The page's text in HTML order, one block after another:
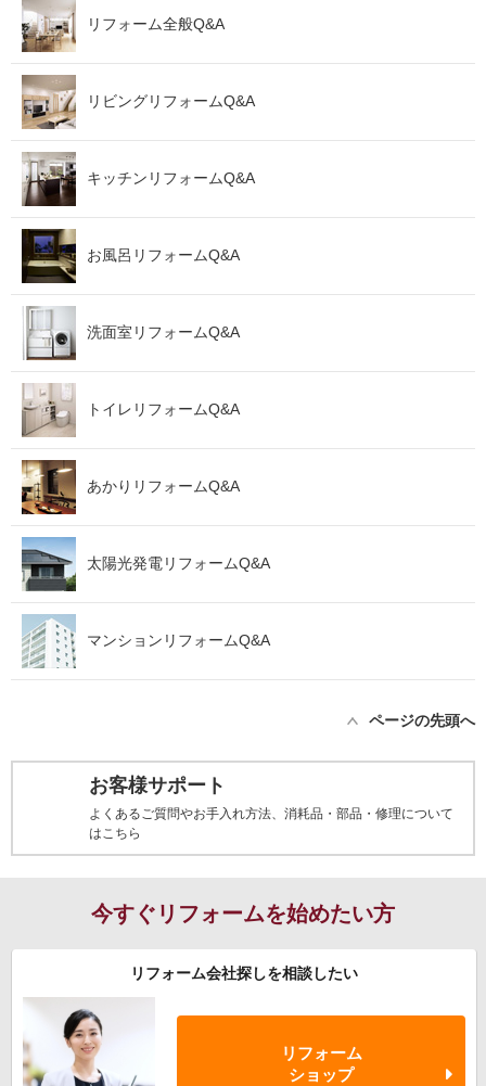
リフォーム全般Q&A
リビングリフォームQ&A
キッチンリフォームQ&A
お風呂リフォームQ&A
洗面室リフォームQ&A
トイレリフォームQ&A
あかりリフォームQ&A
太陽光発電リフォームQ&A
マンションリフォームQ&A
ページの先頭へ
お客様サポート
よくあるご質問やお手入れ方法、消耗品・部品・修理について
はこちら
今すぐリフォームを始めたい方
リフォーム会社探しを相談したい
リフォーム
ショップ